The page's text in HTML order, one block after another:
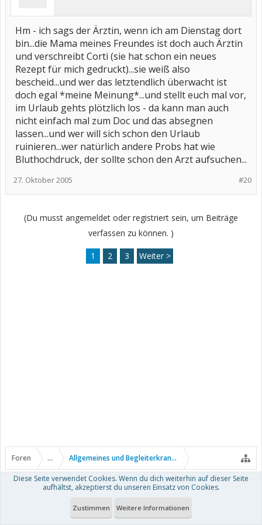
sein.
Aber wie gesagt ich fühle mich oft gedemütigt und nicht ernst
genommen und das ist das schlimmst auf der welt
Hm - ich sags der Ärztin, wenn ich am Dienstag dort
bin...die Mama meines Freundes ist doch auch Ärztin
und verschreibt Corti (sie hat schon ein neues
Rezept für mich gedruckt)...sie weiß also
bescheid...und wer das letztendlich überwacht ist
doch egal *meine Meinung*...und stellt euch mal vor,
im Urlaub gehts plötzlich los - da kann man auch
nicht einfach mal zum Doc und das absegnen
lassen...und wer will sich schon den Urlaub
ruinieren...wer natürlich andere Probs hat wie
Bluthochdruck, der sollte schon den Arzt aufsuchen...
#20
27. Oktober 2005
(Du musst angemeldet oder registriert sein, um Beiträge
verfassen zu können. )
1 2 3 Weiter >
Foren ... Allgemeines und Begleiterkrankungen
Kontakt Hilfe Nutzungsbedingungen
Diese Seite verwendet Cookies. Wenn du dich weiterhin auf dieser Seite
aufhältst, akzeptierst du unseren Einsatz von Cookies.
Zustimmen Weitere Informationen